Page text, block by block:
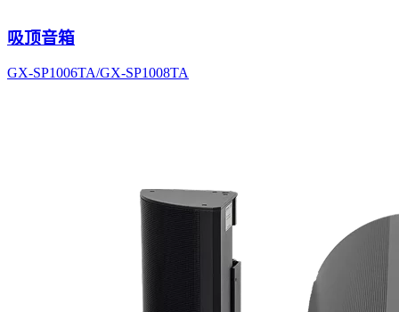
吸顶音箱
GX-SP1006TA/GX-SP1008TA